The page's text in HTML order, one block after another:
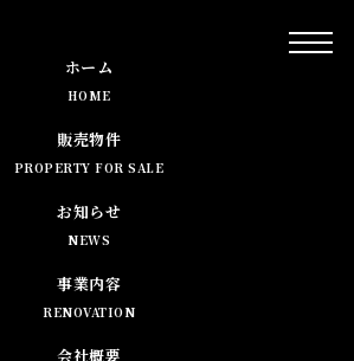
ホーム
HOME
販売物件
PROPERTY FOR SALE
お知らせ
NEWS
事業内容
RENOVATION
会社概要